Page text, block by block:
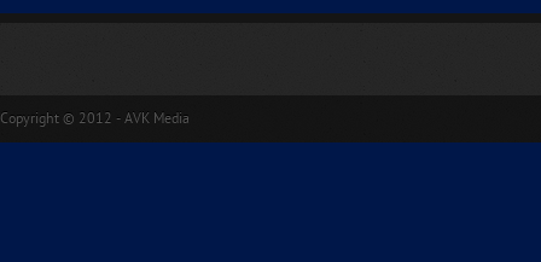
Copyright © 2012 - AVK Media